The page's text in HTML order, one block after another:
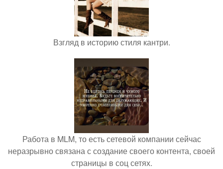
Взгляд в историю стиля кантри.
Работа в MLM, то есть сетевой компании сейчас
неразрывно связана с создание своего контента, своей
страницы в соц сетях.